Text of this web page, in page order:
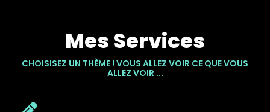
Mes Services
CHOISISEZ UN THÈME ! VOUS ALLEZ VOIR CE QUE VOUS
ALLEZ VOIR ...